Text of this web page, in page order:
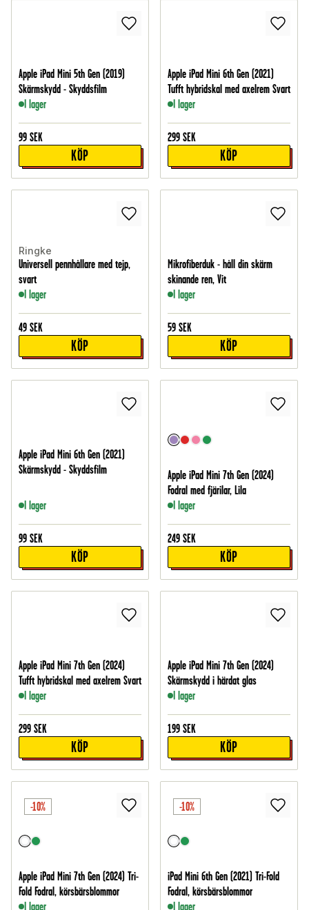
Apple iPad Mini 5th Gen (2019)
Skärmskydd - Skyddsfilm
I lager
99 SEK
KÖP
Apple iPad Mini 6th Gen (2021)
Tufft hybridskal med axelrem Svart
I lager
299 SEK
KÖP
Ringke
Universell pennhållare med tejp,
svart
I lager
49 SEK
KÖP
Mikrofiberduk - håll din skärm
skinande ren, Vit
I lager
59 SEK
KÖP
Apple iPad Mini 6th Gen (2021)
Skärmskydd - Skyddsfilm
I lager
99 SEK
KÖP
Apple iPad Mini 7th Gen (2024)
Fodral med fjärilar, Lila
I lager
249 SEK
KÖP
Apple iPad Mini 7th Gen (2024)
Tufft hybridskal med axelrem Svart
I lager
299 SEK
KÖP
Apple iPad Mini 7th Gen (2024)
Skärmskydd i härdat glas
I lager
199 SEK
KÖP
-10%
Apple iPad Mini 7th Gen (2024) Tri-
Fold Fodral, körsbärsblommor
I lager
-10%
iPad Mini 6th Gen (2021) Tri-Fold
Fodral, körsbärsblommor
I lager